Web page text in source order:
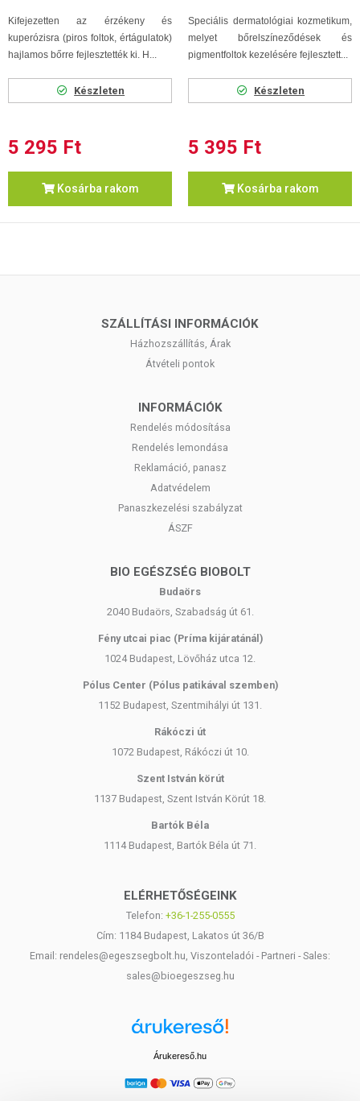
Kifejezetten az érzékeny és
kuperózisra (piros foltok, értágulatok)
hajlamos bőrre fejlesztették ki. H...
Készleten
5 295 Ft
Kosárba rakom
Speciális dermatológiai kozmetikum,
melyet bőrelszíneződések és
pigmentfoltok kezelésére fejlesztett...
Készleten
5 395 Ft
Kosárba rakom
SZÁLLÍTÁSI INFORMÁCIÓK
Házhozszállítás, Árak
Átvételi pontok
INFORMÁCIÓK
Rendelés módosítása
Rendelés lemondása
Reklamáció, panasz
Adatvédelem
Panaszkezelési szabályzat
ÁSZF
BIO EGÉSZSÉG BIOBOLT
Budaörs
2040 Budaörs, Szabadság út 61.
Fény utcai piac (Príma kijáratánál)
1024 Budapest, Lövőház utca 12.
Pólus Center (Pólus patikával szemben)
1152 Budapest, Szentmihályi út 131.
Rákóczi út
1072 Budapest, Rákóczi út 10.
Szent István körút
1137 Budapest, Szent István Körút 18.
Bartók Béla
1114 Budapest, Bartók Béla út 71.
ELÉRHETŐSÉGEINK
Telefon: +36-1-255-0555
Cím: 1184 Budapest, Lakatos út 36/B
Email: rendeles@egeszsegbolt.hu, Viszonteladói - Partneri - Sales:
sales@bioegeszseg.hu
Árukereső.hu